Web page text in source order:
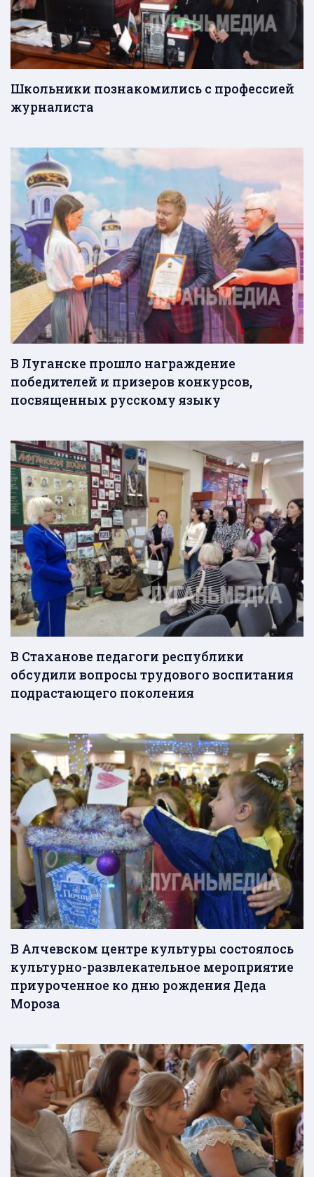
Школьники познакомились с профессией
журналиста
В Луганске прошло награждение
победителей и призеров конкурсов,
посвященных русскому языку
В Стаханове педагоги республики
обсудили вопросы трудового воспитания
подрастающего поколения
В Алчевском центре культуры состоялось
культурно-развлекательное мероприятие
приуроченное ко дню рождения Деда
Мороза